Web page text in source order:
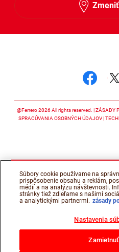
@Ferrero 2026 All rights reserved. ZÁSADY
SPRACÚVANIA OSOBNÝCH ÚDAJOV
Súbory cookie používame na
prispôsobenie obsahu a reklám,
médií a na analýzu návštevnosti.
stránky tiež zdieľame s našimi
a analytickými partnermi. zásady
Nastavenia